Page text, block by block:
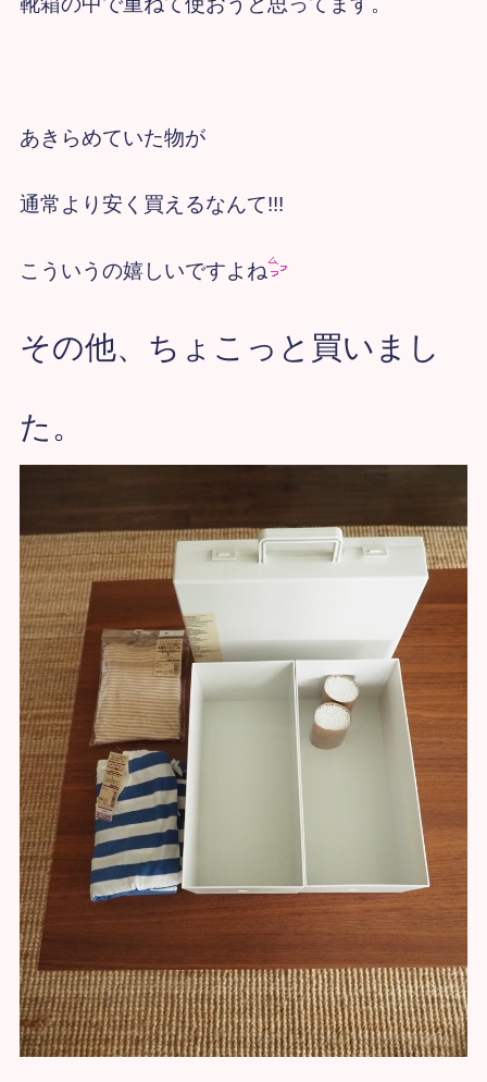
あきらめていた物が
通常より安く買えるなんて!!!
こういうの嬉しいですよね
その他、ちょこっと買いまし
た。